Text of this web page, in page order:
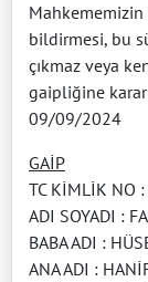
Mahkememizin
bildirmesi, bu
çıkmaz veya
gaipliğine
09/09/2024
GAİP
TC KİMLİK NO
ADI SOYADI :
BABA ADI :
ANA ADI :